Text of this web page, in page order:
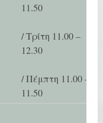
11.50
/ Τρίτη 11.00 –
12.30
/ Πέμπτη 11.00 –
11.50